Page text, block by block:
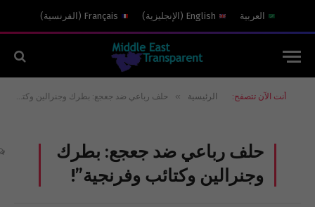
العربية English
( الإنجليزية)
Français
( الفرنسية)
أنت الآن تتصفح: الرئيسية » حلف رباعي ضد جعجع: بطرك وجنرالين وكتائب وفرنجية”!
حلف رباعي ضد جعجع: بطرك
وجنرالين وكتائب وفرنجية”!